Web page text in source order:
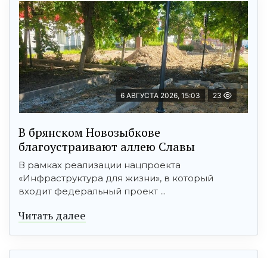
6 АВГУСТА 2026, 15:03 23
В брянском Новозыбкове
благоустраивают аллею Славы
В рамках реализации нацпроекта
«Инфраструктура для жизни», в который
входит федеральный проект ...
Читать далее